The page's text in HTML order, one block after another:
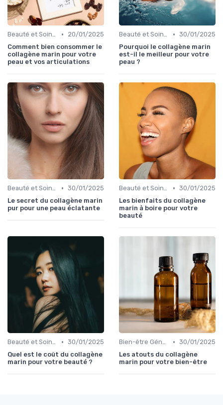
Beauté et Soins de la Peau •
20/01/2025
Comment bien consommer le
collagène marin pour votre
peau et vos articulations
Beauté et Soins de la Peau • 30/01/2025
Pourquoi le collagène marin
est-il le meilleur pour votre
peau ?
Beauté et Soins de la Peau • 30/01/2025
Le secret du collagène marin
pur pour une peau éclatante
Beauté et Soins de la Peau • 30/01/2025
Les bienfaits du collagène
marin à boire pour votre
beauté
Beauté et Soins de la Peau • 30/01/2025
Quel est le coût du collagène
marin pour votre beauté ?
Bien-être Général • 30/01/2025
Les atouts du collagène
marin pour votre bien-être